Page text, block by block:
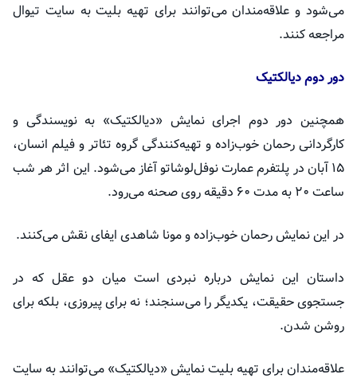
می‌شود و علاقه‌مندان می‌توانند برای تهیه بلیت به سایت تیوال
مراجعه کنند.
دور دوم دیالکتیک
همچنین دور دوم اجرای نمایش «دیالکتیک» به نویسندگی و
کارگردانی رحمان خوب‌زاده و تهیه‌کنندگی گروه تئاتر و فیلم انسان،
۱۵ آبان در پلتفرم عمارت نوفل‌لوشاتو آغاز می‌شود. این اثر هر شب
ساعت ۲۰ به مدت ۶۰ دقیقه روی صحنه می‌رود.
در این نمایش رحمان ‌خوب‌زاده و مونا شاهدی ایفای نقش می‌کنند.
داستان این نمایش درباره نبردی است میان دو عقل که در
جستجوی حقیقت، یکدیگر را می‌سنجند؛ نه برای پیروزی، بلکه برای
روشن شدن.
علاقه‌مندان برای تهیه بلیت نمایش «دیالکتیک» می‌توانند به سایت